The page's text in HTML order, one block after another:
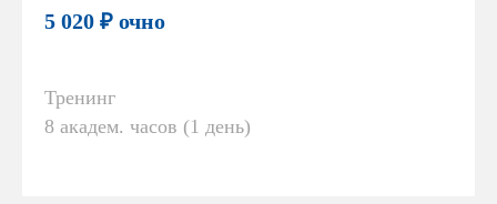
5 020 ₽ очно
Тренинг
8 академ. часов (1 день)